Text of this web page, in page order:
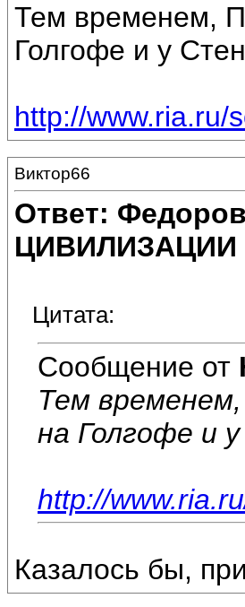
Тем временем,
Голгофе и у
http://www.ria.ru/
Виктор66
Ответ:
ЦИВИЛИЗАЦИИ
Цитата:
Сообщение от
Тем
на Голгофе и
http://
Казалось бы,